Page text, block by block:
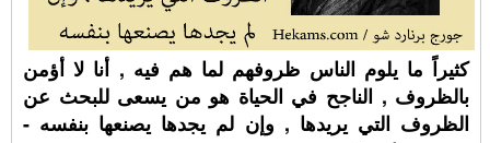
كثيراً ما يلوم الناس ظروفهم لما هم فيه , أنا لا أؤمن
بالظروف , الناجح في الحياة هو من يسعى للبحث عن
الظروف التي يريدها , وإن لم يجدها يصنعها بنفسه -